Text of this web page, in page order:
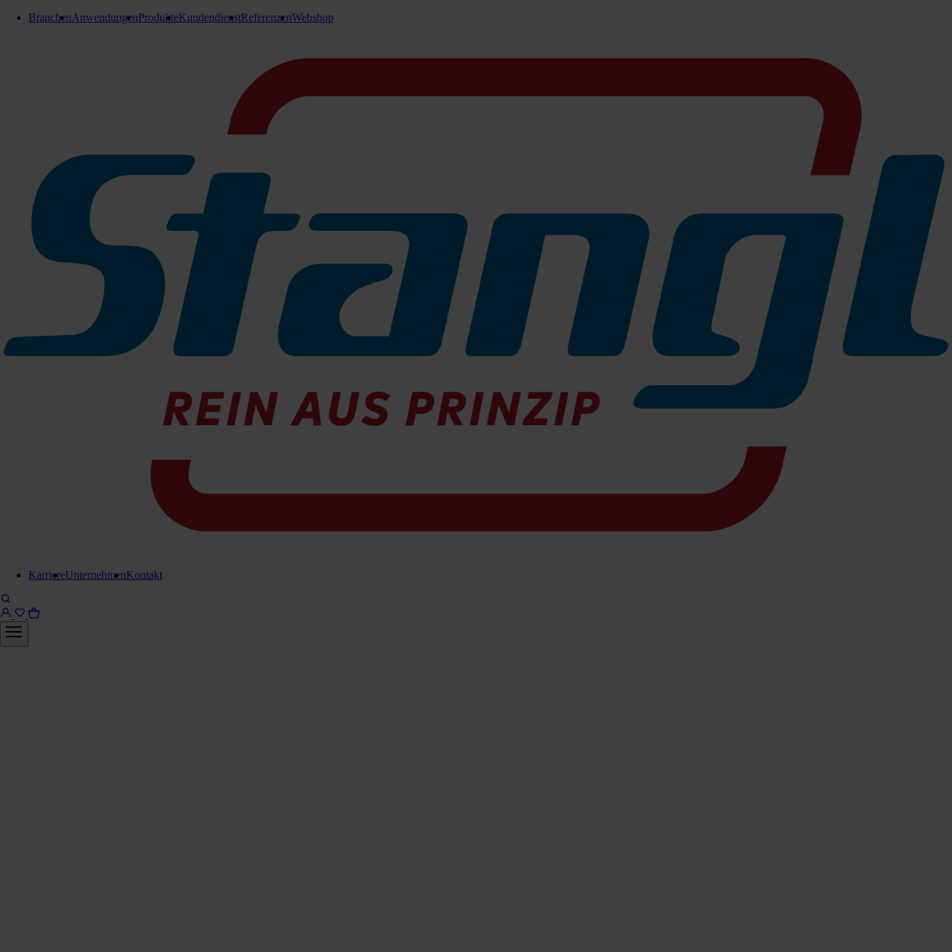
BranchenAnwendungenProdukteKundendienstReferenzenWebshop
KarriereUnternehmenKontakt
Sonstige Bürsten und Schrubber
Der Fuginator ist eine innovative Fugenbürste für die Reinigung von diversen Fliesenfugen. Der ergonomische geformte Griff ist gelenkschonend geformt und ermöglicht einen stabilen Halt bei der
Anwendung. Die harten Bürsten sind so ausgeführt, das der für die Reinigung notwendige Anpressdruck der Bürste etwas verrringert werden kann und eine optimale Mechanik erzielt wird. Optional
können sie den Fugidaptor und einen Aluminiumstiel dazubestellen, und den Fuginator somit bequem im Stehen beispielsweise für Bodenfliesen verwenden.
Zu den Produktinfos
Fuginator
224-2400
Sofort lieferbar
Aluminiumstiel für Fuginator
Für Anfrage in Warenkorb legen